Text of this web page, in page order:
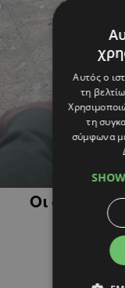
Οι
Αυτός ο
τη
τη
σύμφωνα